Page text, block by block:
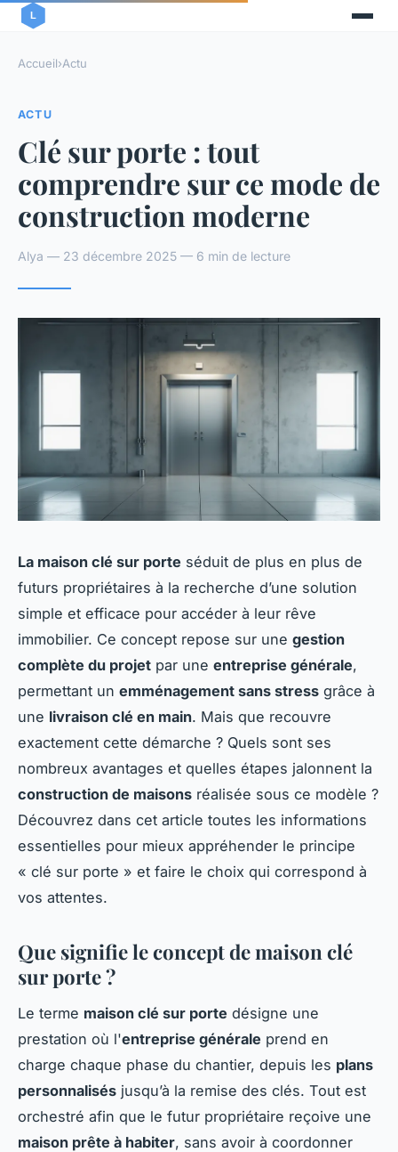
Accueil›Actu
ACTU
Clé sur porte : tout
comprendre sur ce mode de
construction moderne
Alya — 23 décembre 2025 — 6 min de lecture
La maison clé sur porte séduit de plus en plus de
futurs propriétaires à la recherche d’une solution
simple et efficace pour accéder à leur rêve
immobilier. Ce concept repose sur une gestion
complète du projet par une entreprise générale,
permettant un emménagement sans stress grâce à
une livraison clé en main. Mais que recouvre
exactement cette démarche ? Quels sont ses
nombreux avantages et quelles étapes jalonnent la
construction de maisons réalisée sous ce modèle ?
Découvrez dans cet article toutes les informations
essentielles pour mieux appréhender le principe
« clé sur porte » et faire le choix qui correspond à
vos attentes.
Que signifie le concept de maison clé
sur porte ?
Le terme maison clé sur porte désigne une
prestation où l'entreprise générale prend en
charge chaque phase du chantier, depuis les plans
personnalisés jusqu’à la remise des clés. Tout est
orchestré afin que le futur propriétaire reçoive une
maison prête à habiter, sans avoir à coordonner